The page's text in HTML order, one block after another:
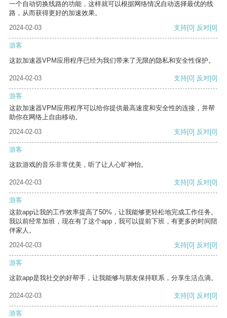
一个自动切换线路的功能，这样就可以根据网络情况自动选择最优的线
路，从而获得更好的加速效果。
2024-02-03
支持[0] 反对[0]
游客
这款加速器VPM应用程序已经为我们带来了无限的隐私和安全性保护。
2024-02-03 支持[0] 反对[0]
游客
这款加速器VPM应用程序可以给你提供最高速度和安全性的连接，并帮
助你在网络上自由移动。
2024-02-03
支持[0] 反对[0]
游客
这款游戏的音乐非常优美，听了让人心旷神怡。
2024-02-03 支持[0] 反对[0]
游客
这款app让我的工作效率提高了50%，让我能够更轻松地完成工作任务。
我以前经常加班，现在有了这个app，我可以提前下班，有更多的时间陪
伴家人。
2024-02-03
支持[0] 反对[0]
游客
这款app是我社交的好帮手，让我能够与朋友保持联系，分享生活点滴。
2024-02-03 支持[0] 反对[0]
游客